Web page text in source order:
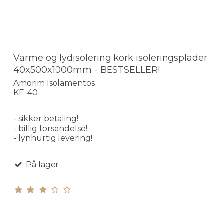
Varme og lydisolering kork isoleringsplader
40x500x1000mm - BESTSELLER!
Amorim Isolamentos
KE-40
- sikker betaling!
- billig forsendelse!
- lynhurtig levering!
På lager